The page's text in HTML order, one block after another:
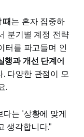
때는 혼자 집중하
분기별 계정 전략
터를 파고들며 인
행과 개선 단계에
다양한 관점이 모
.
다는 '상황에 맞게
생각합니다."